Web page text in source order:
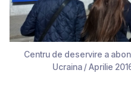
Centru de deservire a
Ucraina / Aprilie